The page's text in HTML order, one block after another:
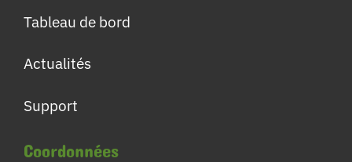
Tableau de bord
Actualités
Support
Coordonnées